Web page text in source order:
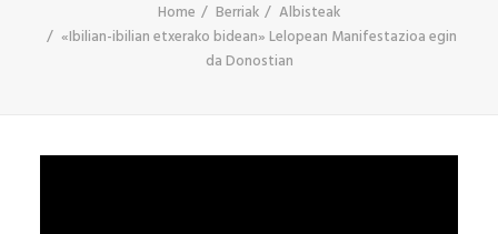
BAZKIDETU
Home Berriak
Albisteak
«Ibilian-ibilian etxerako bidean» Lelopean Manifestazioa egin
da Donostian